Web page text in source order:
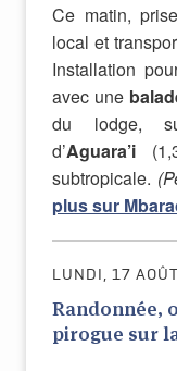
Ce matin,
local et
Installation
avec une
du lodge,
d’Aguara’i
subtropicale.
plus sur
LUNDI, 17
Randonnée,
pirogue sur